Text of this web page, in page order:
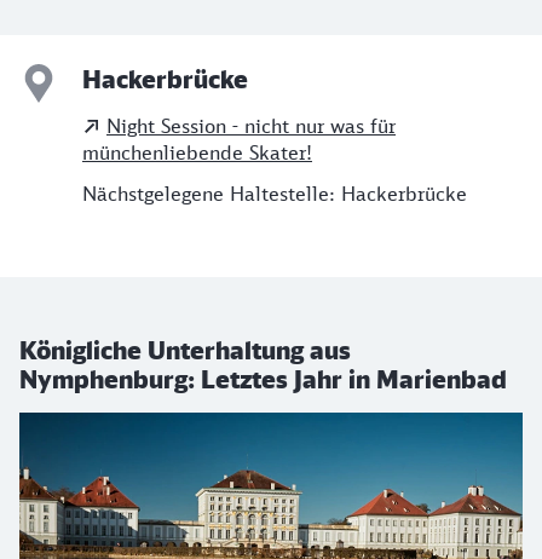
Hackerbrücke
Night Session - nicht nur was für
münchenliebende Skater!
Nächstgelegene Haltestelle: Hackerbrücke
Königliche Unterhaltung aus
Nymphenburg: Letztes Jahr in Marienbad